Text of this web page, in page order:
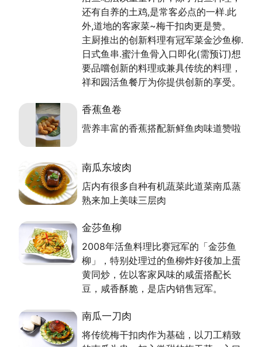
经常亲自备料，自2008年起，每年均为桃园县政府推
荐餐厅，也曾获石门活鱼节料理竞赛冠军，更於2012
获桃园县政府金牌好店肯定。
资料来源来自：桃园市政府客家事务局出版之好客之都
还有自养的土鸡,是常客必点的一样.此
外,道地的客家菜~梅干扣肉更是赞。
主厨推出的创新料理有冠军菜金沙鱼柳.
日式鱼串.蜜汁鱼骨入口即化(需预订)想
要品嚐创新的料理或兼具传统的料理，
祥和园活鱼餐厅为你提供创新的享受。
香蕉鱼卷
营养丰富的香蕉搭配新鲜鱼肉味道赞啦
南瓜东坡肉
店内有很多自种有机蔬菜此道菜南瓜蒸
熟来加上美味三层肉
金莎鱼柳
2008年活鱼料理比赛冠军的「金莎鱼
柳」，特别处理过的鱼柳炸好後加上蛋
黄同炒，佐以客家风味的咸蛋搭配长
豆，咸香酥脆，是店内销售冠军。
南瓜一刀肉
将传统梅干扣肉作为基础，以刀工精致